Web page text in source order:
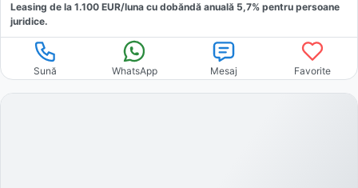
Leasing de la 1.100 EUR/luna cu dobăndă anuală 5,7% pentru persoane
juridice.
Sună WhatsApp Mesaj Favorite